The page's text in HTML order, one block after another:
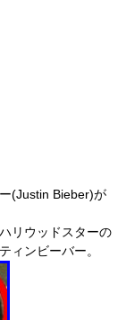
(Justin Bieber)が
リウッドスターの
ィンビーバー。